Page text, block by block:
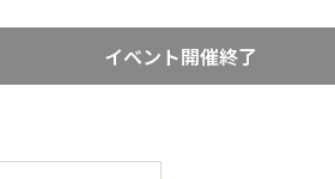
イベント開催終了